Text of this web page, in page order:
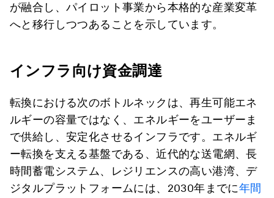
が融合し、パイロット事業から本格的な産業変革
へと移行しつつあることを示しています。
インフラ向け資金調達
転換における次のボトルネックは、再生可能エネ
ルギーの容量ではなく、エネルギーをユーザーま
で供給し、安定化させるインフラです。エネルギ
ー転換を支える基盤である、近代的な送電網、長
時間蓄電システム、レジリエンスの高い港湾、デ
ジタルプラットフォームには、2030年までに年間